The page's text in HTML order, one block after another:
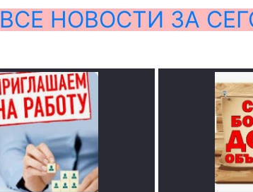
ВСЕ НОВОСТИ ЗА